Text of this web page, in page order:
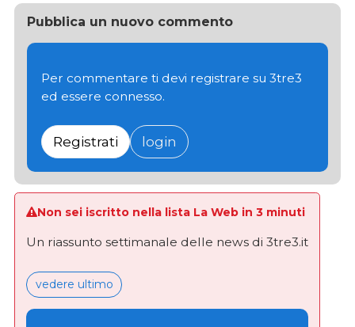
Pubblica un nuovo commento
Per commentare ti devi registrare su 3tre3
ed essere connesso.
Registrati login
Non sei iscritto nella lista La Web in 3 minuti
Un riassunto settimanale delle news di 3tre3.it
vedere ultimo